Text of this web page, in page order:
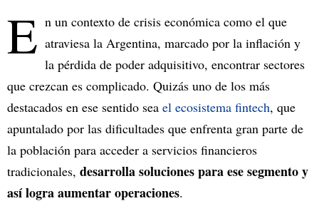
E n un contexto de crisis económica como el que
atraviesa la Argentina, marcado por la inflación y
la pérdida de poder adquisitivo, encontrar sectores
que crezcan es complicado. Quizás uno de los más
destacados en ese sentido sea el ecosistema fintech, que
apuntalado por las dificultades que enfrenta gran parte de
la población para acceder a servicios financieros
tradicionales, desarrolla soluciones para ese segmento y
así logra aumentar operaciones.